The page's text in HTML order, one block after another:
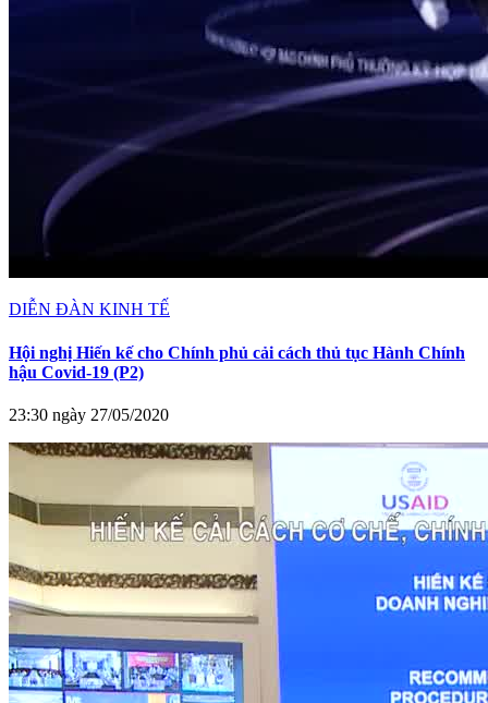
DIỄN ĐÀN KINH TẾ
Hội nghị Hiến kế cho Chính phủ cải cách thủ tục Hành Chính
hậu Covid-19 (P2)
23:30 ngày 27/05/2020